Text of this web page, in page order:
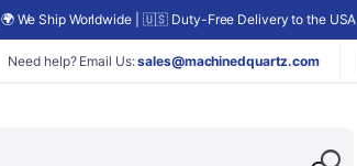
We Ship Worldwide | 🇺🇸 Duty-Free Delivery to the USA
Need help? Email Us:sales@machinedquartz.com